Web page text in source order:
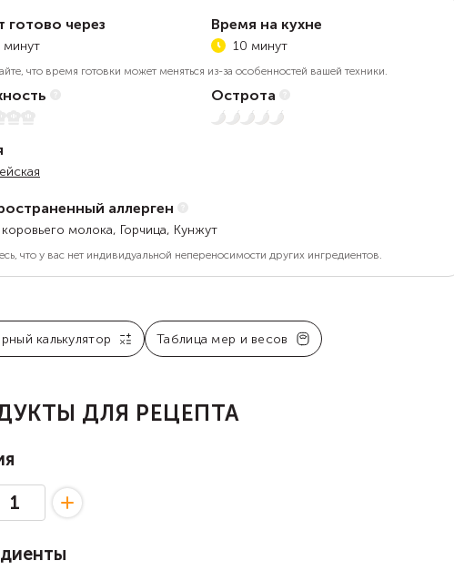
готово через
минут
Время на кухне
10 минут
что время готовки может меняться из-за особенностей вашей техники.
Острота
Нет остроты
аллерген
молока, Горчица, Кунжут
что у вас нет индивидуальной непереносимости других ингредиентов.
калькулятор Таблица мер и весов
ДЛЯ РЕЦЕПТА